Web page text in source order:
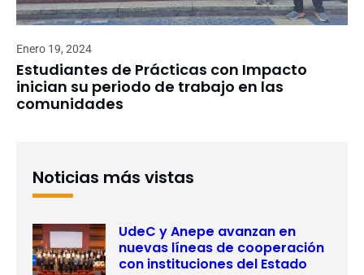
Enero 19, 2024
Estudiantes de Prácticas con Impacto
inician su periodo de trabajo en las
comunidades
Noticias más vistas
UdeC y Anepe avanzan en
nuevas líneas de cooperación
con instituciones del Estado